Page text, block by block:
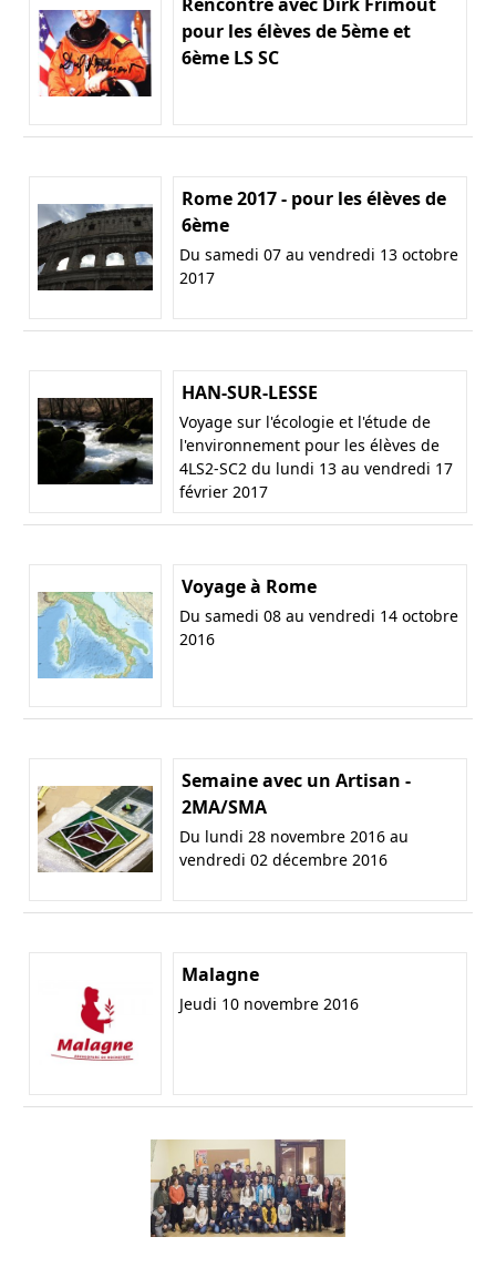
pour les élèves de 5ème et
6ème LS SC
Rome 2017 - pour les élèves de
6ème
Du samedi 07 au vendredi 13 octobre
2017
HAN-SUR-LESSE
Voyage sur l'écologie et l'étude de
l'environnement pour les élèves de
4LS2-SC2 du lundi 13 au vendredi 17
février 2017
Voyage à Rome
Du samedi 08 au vendredi 14 octobre
2016
Semaine avec un Artisan -
2MA/SMA
Du lundi 28 novembre 2016 au
vendredi 02 décembre 2016
Malagne
Jeudi 10 novembre 2016